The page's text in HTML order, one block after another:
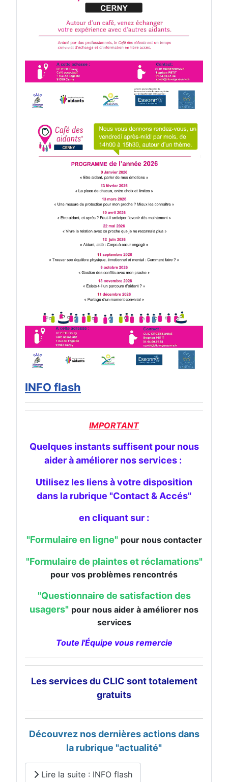
INFO flash
IMPORTANT
Quelques instants suffisent pour nous
aider à améliorer nos services :
Utilisez les liens à votre disposition
dans la rubrique "Contact & Accés"
en cliquant sur :
"Formulaire en ligne" pour nous contacter
"Formulaire de plaintes et réclamations"
pour vos problèmes rencontrés
"Questionnaire de satisfaction des
usagers" pour nous aider à améliorer nos
services
Toute l'Équipe vous remercie
Les services du CLIC sont totalement
gratuits
Découvrez nos dernières actions dans
la rubrique "actualité"
Lire la suite : INFO flash